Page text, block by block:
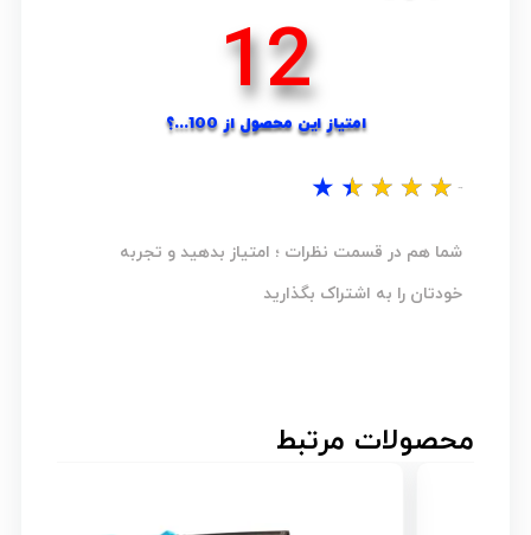
امتیاز این محصول از 100...؟
17
★
★
★
★
★
شما هم در قسمت نظرات ؛ امتیاز بدهید و تجربه
خودتان را به اشتراک بگذارید
محصولات مرتبط